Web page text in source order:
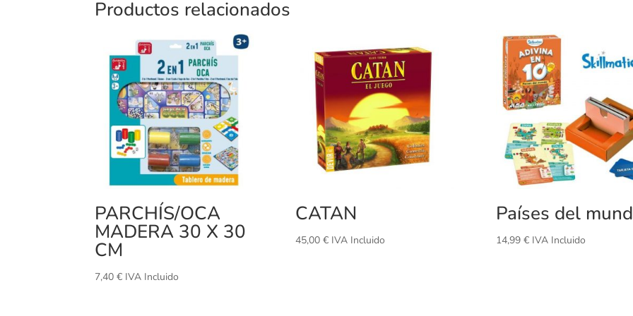
Productos relacionados
PARCHÍS/OCA
MADERA 30 X 30
CM
7,40€ IVA Incluido
CATAN
45,00 € IVA Incluido
Países del
14,99 € IVA Incluido